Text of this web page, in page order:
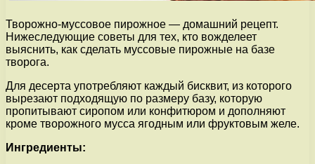
Творожно-муссовое пирожное — домашний рецепт.
Нижеследующие советы для тех, кто вожделеет
выяснить, как сделать муссовые пирожные на базе
творога.
Для десерта употребляют каждый бисквит, из которого
вырезают подходящую по размеру базу, которую
пропитывают сиропом или конфитюром и дополняют
кроме творожного мусса ягодным или фруктовым желе.
Ингредиенты: